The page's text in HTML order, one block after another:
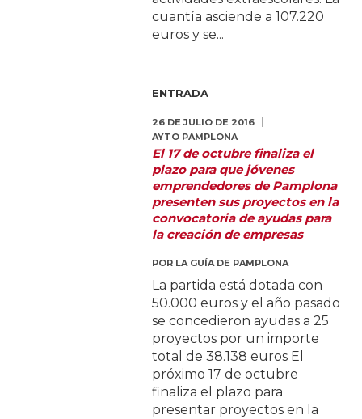
cuantía asciende a 107.220
euros y se...
ENTRADA
26 DE JULIO DE 2016
AYTO PAMPLONA
El 17 de octubre finaliza el
plazo para que jóvenes
emprendedores de Pamplona
presenten sus proyectos en la
convocatoria de ayudas para
la creación de empresas
POR LA GUÍA DE PAMPLONA
La partida está dotada con
50.000 euros y el año pasado
se concedieron ayudas a 25
proyectos por un importe
total de 38.138 euros El
próximo 17 de octubre
finaliza el plazo para
presentar proyectos en la